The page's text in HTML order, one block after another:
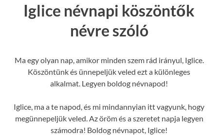
Iglice névnapi köszöntők
névre szóló
Ma egy olyan nap, amikor minden szem rád irányul, Iglice.
Köszöntünk és ünnepeljük veled ezt a különleges
alkalmat. Legyen boldog névnapod!
Iglice, ma a te napod, és mi mindannyian itt vagyunk, hogy
megünnepeljük veled. Az öröm és a szeretet napja legyen
számodra! Boldog névnapot, Iglice!